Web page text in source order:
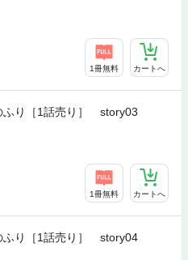
1冊無料 カートへ
ふり［1話売り］ story03
1冊無料 カートへ
ふり［1話売り］ story04